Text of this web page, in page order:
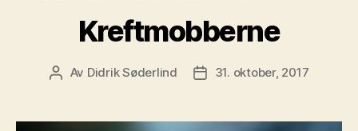
Kreftmobberne
Innleggsforfatter
Av Didrik Søderlind Publiseringsdato
31. oktober, 2017